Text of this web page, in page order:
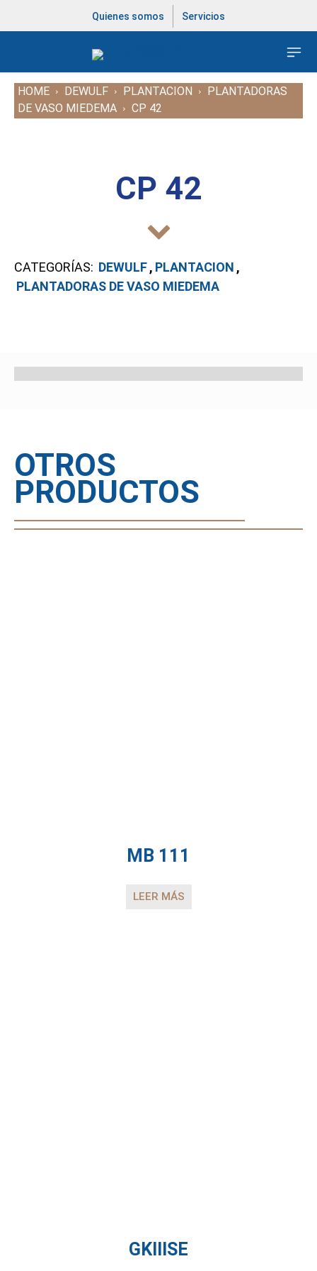
Quienes somos Servicios
HOME DEWULF PLANTACION
PLANTADORAS
DE VASO MIEDEMA
CP 42
CP 42
CATEGORÍAS: DEWULF, PLANTACION ,
PLANTADORAS DE VASO MIEDEMA
OTROS
PRODUCTOS
MB 111
LEER MÁS
GKIIISE